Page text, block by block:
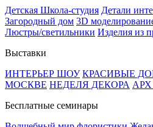
Детская Школа-студия Детали
Загородный дом 3D
Люстры/светильники Изделия из
Выставки
ИНТЕРЬЕР ШОУ КРАСИВЫЕ
МОСКВЕ НЕДЕЛЯ ДЕКОРА
Бесплатные семинары